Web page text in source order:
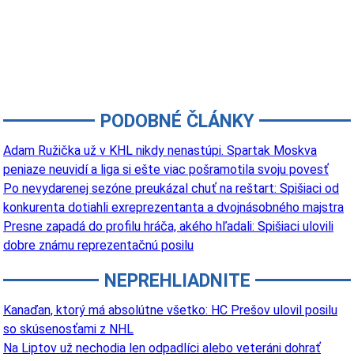
PODOBNÉ ČLÁNKY
Adam Ružička už v KHL nikdy nenastúpi. Spartak Moskva
peniaze neuvidí a liga si ešte viac pošramotila svoju povesť
Po nevydarenej sezóne preukázal chuť na reštart: Spišiaci od
konkurenta dotiahli exreprezentanta a dvojnásobného majstra
Presne zapadá do profilu hráča, akého hľadali: Spišiaci ulovili
dobre známu reprezentačnú posilu
NEPREHLIADNITE
Kanaďan, ktorý má absolútne všetko: HC Prešov ulovil posilu
so skúsenosťami z NHL
Na Liptov už nechodia len odpadlíci alebo veteráni dohrať